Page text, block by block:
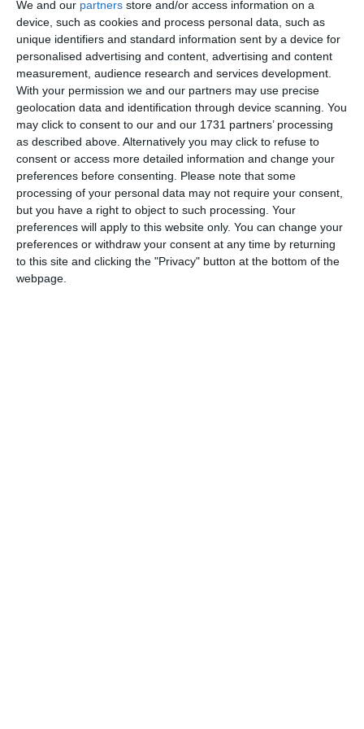
We and our partners store and/or access information on a
device, such as cookies and process personal data, such as
unique identifiers and standard information sent by a device for
personalised advertising and content, advertising and content
measurement, audience research and services development.
With your permission we and our partners may use precise
geolocation data and identification through device scanning. You
may click to consent to our and our 1731 partners’ processing
as described above. Alternatively you may click to refuse to
consent or access more detailed information and change your
preferences before consenting.
Please note that some
processing of your personal data may not require your consent,
but you have a right to object to such processing. Your
preferences will apply to this website only. You can change your
preferences or withdraw your consent at any time by returning
to this site and clicking the "Privacy" button at the bottom of the
webpage.
Ti-a placut articolul?
COMENTARII
Nume